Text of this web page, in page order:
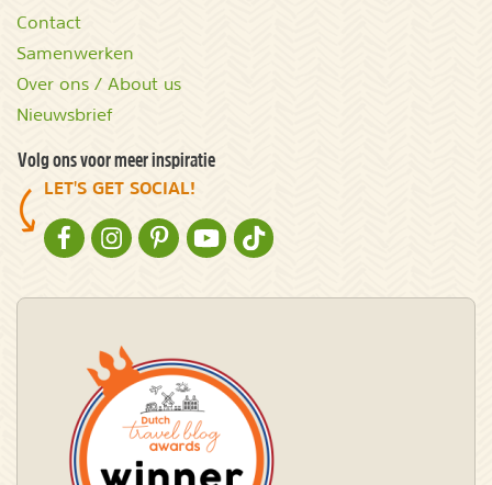
Contact
Samenwerken
Over ons / About us
Nieuwsbrief
Volg ons voor meer inspiratie
LET'S GET SOCIAL!
NATURESCANNER OP FACEBOOK
NATURESCANNER OP INSTAGRAM
NATURESCANNER OP PINTEREST
NATURESCANNER OP YOUTUBE
NATURESCANNER OP TIKTOK